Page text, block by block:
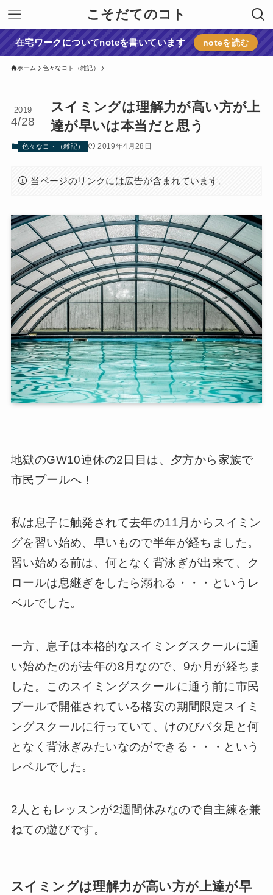
こそだてのコト
在宅ワークについてnoteを書いています noteを読む
ホーム 色々なコト（雑記）
スイミングは理解力が高い方が上
達が早いは本当だと思う
2019
4/28
色々なコト（雑記） 2019年4月28日
当ページのリンクには広告が含まれています。
地獄のGW10連休の2日目は、夕方から家族で
市民プールへ！
私は息子に触発されて去年の11月からスイミン
グを習い始め、早いもので半年が経ちました。
習い始める前は、何となく背泳ぎが出来て、ク
ロールは息継ぎをしたら溺れる・・・というレ
ベルでした。
一方、息子は本格的なスイミングスクールに通
い始めたのが去年の8月なので、9か月が経ちま
した。このスイミングスクールに通う前に市民
プールで開催されている格安の期間限定スイミ
ングスクールに行っていて、けのびバタ足と何
となく背泳ぎみたいなのができる・・・という
レベルでした。
2人ともレッスンが2週間休みなので自主練を兼
ねての遊びです。
スイミングは理解力が高い方が上達が早